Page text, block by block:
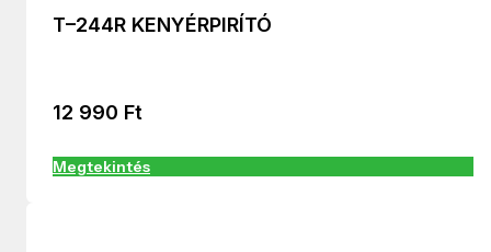
T–244R KENYÉRPIRÍTÓ
12 990 Ft
Megtekintés